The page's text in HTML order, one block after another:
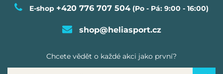
E-shop +420 776 707 504 (Po - Pá: 9:00 - 16:00)
shop@heliasport.cz
Chcete vědět o každé akci jako první?